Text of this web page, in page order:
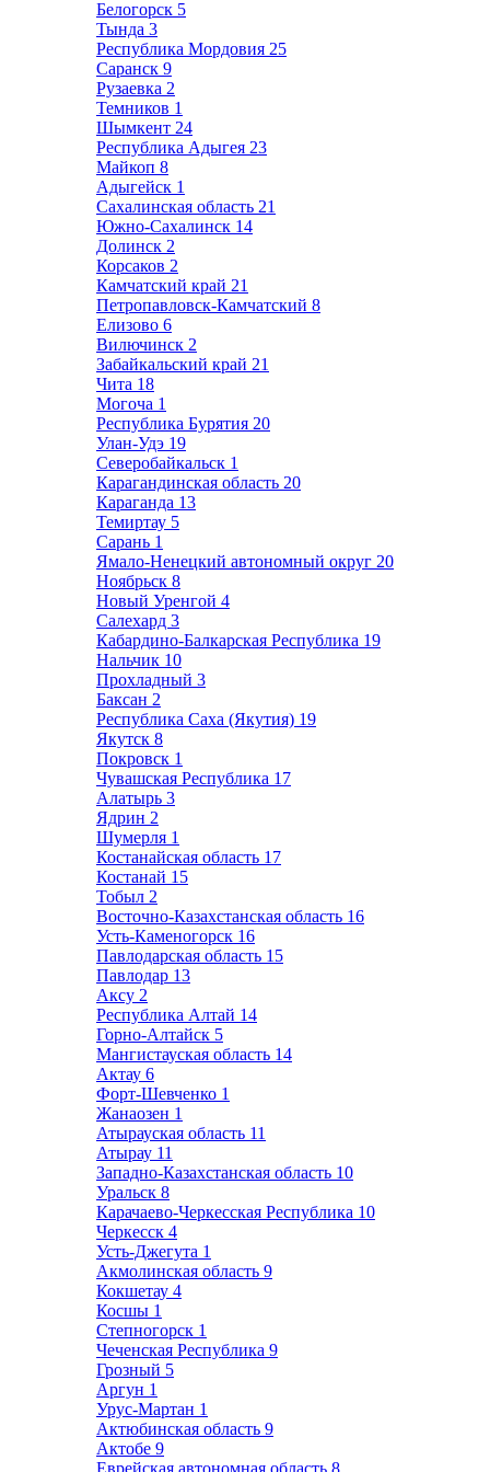
Белогорск 5
Тында 3
Республика Мордовия 25
Саранск 9
Рузаевка 2
Темников 1
Шымкент 24
Республика Адыгея 23
Майкоп 8
Адыгейск 1
Сахалинская область 21
Южно-Сахалинск 14
Долинск 2
Корсаков 2
Камчатский край 21
Петропавловск-Камчатский 8
Елизово 6
Вилючинск 2
Забайкальский край 21
Чита 18
Могоча 1
Республика Бурятия 20
Улан-Удэ 19
Северобайкальск 1
Карагандинская область 20
Караганда 13
Темиртау 5
Сарань 1
Ямало-Ненецкий автономный округ 20
Ноябрьск 8
Новый Уренгой 4
Салехард 3
Кабардино-Балкарская Республика 19
Нальчик 10
Прохладный 3
Баксан 2
Республика Саха (Якутия) 19
Якутск 8
Покровск 1
Чувашская Республика 17
Алатырь 3
Ядрин 2
Шумерля 1
Костанайская область 17
Костанай 15
Тобыл 2
Восточно-Казахстанская область 16
Усть-Каменогорск 16
Павлодарская область 15
Павлодар 13
Аксу 2
Республика Алтай 14
Горно-Алтайск 5
Мангистауская область 14
Актау 6
Форт-Шевченко 1
Жанаозен 1
Атырауская область 11
Атырау 11
Западно-Казахстанская область 10
Уральск 8
Карачаево-Черкесская Республика 10
Черкесск 4
Усть-Джегута 1
Акмолинская область 9
Кокшетау 4
Косшы 1
Степногорск 1
Чеченская Республика 9
Грозный 5
Аргун 1
Урус-Мартан 1
Актюбинская область 9
Актобе 9
Еврейская автономная область 8